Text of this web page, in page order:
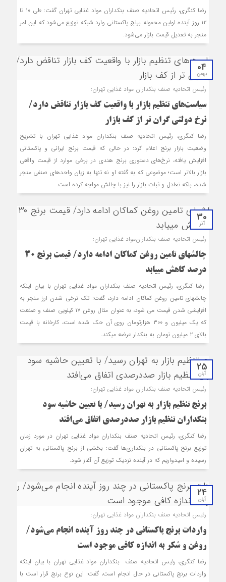
رضا کنگری، رئیس اتحادیه صنف بنکداران مواد غذایی تهران گفت: طی ۱۰ تا
۱۲ روز آینده اولین محموله برنج پاکستانی وارد شبکه توزیع می‌شود که این امر
منجر به تعدیل قیمت بازار می‌شود.
04
بهمن
رئیس اتحادیه صنف بنکداران مواد غذایی تهران:
سیاست‌های تنظیم بازار با واقعیت کف بازار تناقض دارد/
نرخ دولتی گران تر از کف بازار
رضا کنگری، رئیس اتحادیه صنف بنکداران مواد غذایی تهران با تشریح
وضعیت بازار برنج اعلام کرد: در حالی که قیمت برنج ایرانی و پاکستانی
افزایش یافته، نرخ‌های دستوری برنج هندی در برخی موارد از قیمت واقعی
بازار بالاتر است؛ موضوعی که به گفته او نه‌ تنها به زیان واحدهای صنفی منجر
شده، بلکه تعادل و ثبات بازار را نیز با چالش مواجه کرده است.
30
آذر
رئیس اتحادیه صنف بنکداران‌مواد غذایی تهران:
چالش‎های تامین روغن کماکان ادامه دارد/ قیمت برنج ۳۰
درصد کاهش می‎یابد
رضا کنگری، رئیس اتحادیه صنف بنکداران‌ مواد غذایی تهران با بیان اینکه
چالش‎های تامین روغن کماکان ادامه دارد، گفت: تک نرخی شدن ارز منجر به
افزایشی شدن قیمت می شود، به عنوان مثال روغن ۱۷ کیلویی صنف و صنعت
که یک میلیون و ۳۰۰ هزارتومان روی آن حک شده است، کارخانه با قیمت
بالای ۲ میلیون تومان به بنکدار عرضه می‎کند.
25
آبان
رئیس اتحادیه صنف بنکداران مواد غذایی تهران:
برنج تنظیم بازار به تهران رسید/ با تعیین حاشیه سود
بنکداران تنظیم بازار صددرصدی اتفاق می‌افتد
رضا کنگری، رئیس اتحادیه صنف بنکداران مواد غذایی تهران در مورد زمان
توزیع برنج پاکستانی در بنکداری‌ها گفت: بخشی از برنج پاکستانی به تهران
رسیده و امیدواریم که در آینده نزدیک توزیع آن آغاز شود.
24
آبان
رئیس اتحادیه صنف بنکداران مواد غذایی تهران:
واردات برنج پاکستانی در چند روز آینده انجام می‌شود/
روغن و شکر به اندازه کافی موجود است
رضا کنگری، رئیس اتحادیه صنف بنکداران مواد غذایی تهران با بیان اینکه
واردات برنج پاکستانی در حال انجام است، گفت: این نوع برنج قرار است با